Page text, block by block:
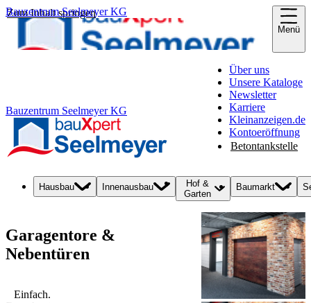
Zum Inhalt springen
Bauzentrum Seelmeyer KG
Menü
Bauzentrum Seelmeyer KG
Über uns
Unsere Kataloge
Newsletter
Karriere
Kleinanzeigen.de
Kontoeröffnung
Betontankstelle
Hausbau Innenausbau
Hof &
Garten
Baumarkt
Garagentore &
Nebentüren
Einfach.